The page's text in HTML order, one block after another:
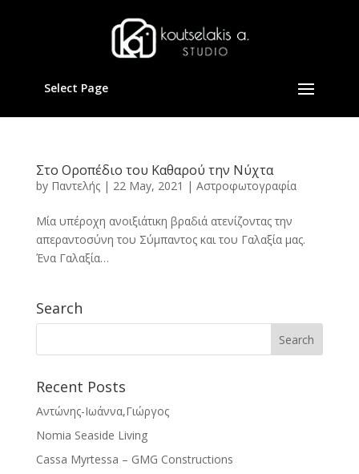
Select Page
Στο Οροπέδιο του Καθαρού την Νύχτα
by Παντελής| 22 May, 2021 | Αστροφωτογραφία
Μία υπέροχη ανοιξιάτικη βραδιά ατενίζοντας την
απεραντοσύνη του Σύμπαντος και του Γαλαξία μας.
Ένα Γαλαξία…
Search
Recent Posts
Αντώνης-Ιωάννα,Γιώργος
Nomia Seaside Living
Cassa Myrtessa – GMG Constructions